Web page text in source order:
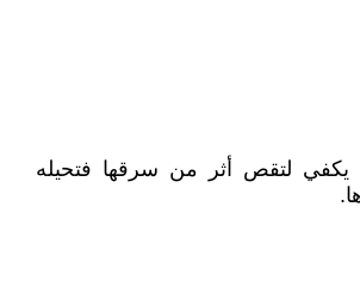
يكفي لتقص أثر من سرقها فتحيله